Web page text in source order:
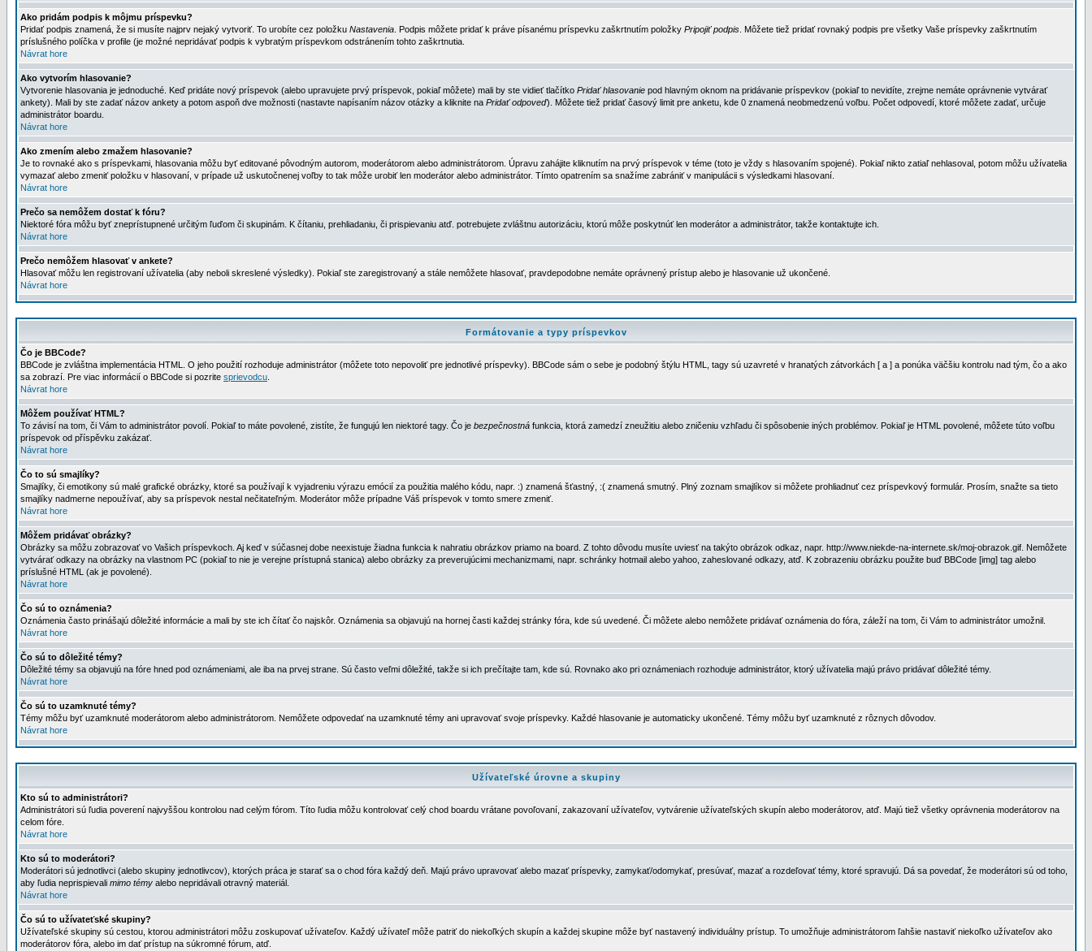
Ako pridám podpis k môjmu príspevku?
Pridať podpis znamená, že si musíte najprv nejaký vytvoriť. To urobíte cez položku Nastavenia . Podpis môžete pridať k práve písanému príspevku zaškrtnutím položky Pripojiť podpis . Môžete tiež pridať rovnaký podpis pre všetky Vaše príspevky zaškrtnutím
príslušného políčka v profile (je možné nepridávať podpis k vybratým príspevkom odstránením tohto zaškrtnutia.
Návrat hore
Ako vytvorím hlasovanie?
Vytvorenie hlasovania je jednoduché. Keď pridáte nový príspevok (alebo upravujete prvý príspevok, pokiaľ môžete) mali by ste vidieť tlačítko Pridať hlasovanie pod hlavným oknom na pridávanie príspevkov (pokiaľ to nevidíte, zrejme nemáte oprávnenie vytvárať
ankety). Mali by ste zadať názov ankety a potom aspoň dve možnosti (nastavte napísaním názov otázky a kliknite na Pridať odpoveď). Môžete tiež pridať časový limit pre anketu, kde 0 znamená neobmedzenú voľbu. Počet odpovedí, ktoré môžete zadať, určuje
administrátor boardu.
Návrat hore
Ako zmením alebo zmažem hlasovanie?
Je to rovnaké ako s príspevkami, hlasovania môžu byť editované pôvodným autorom, moderátorom alebo administrátorom. Úpravu zahájite kliknutím na prvý príspevok v téme (toto je vždy s hlasovaním spojené). Pokiaľ nikto zatiaľ nehlasoval, potom môžu užívatelia
vymazať alebo zmeniť položku v hlasovaní, v prípade už uskutočnenej voľby to tak môže urobiť len moderátor alebo administrátor. Tímto opatrením sa snažíme zabrániť v manipulácii s výsledkami hlasovaní.
Návrat hore
Prečo sa nemôžem dostať k fóru?
Niektoré fóra môžu byť zneprístupnené určitým ľuďom či skupinám. K čítaniu, prehliadaniu, či prispievaniu atď. potrebujete zvláštnu autorizáciu, ktorú môže poskytnúť len moderátor a administrátor, takže kontaktujte ich.
Návrat hore
Prečo nemôžem hlasovať v ankete?
Hlasovať môžu len registrovaní užívatelia (aby neboli skreslené výsledky). Pokiaľ ste zaregistrovaný a stále nemôžete hlasovať, pravdepodobne nemáte oprávnený prístup alebo je hlasovanie už ukončené.
Návrat hore
Formátovanie a typy príspevkov
Čo je BBCode?
BBCode je zvláštna implementácia HTML. O jeho použití rozhoduje administrátor (môžete toto nepovoliť pre jednotlivé príspevky). BBCode sám o sebe je podobný štýlu HTML, tagy sú uzavreté v hranatých zátvorkách [ a ] a ponúka väčšiu kontrolu nad tým, čo a ako
sa zobrazí. Pre viac informácií o BBCode si pozrite sprievodcu
Návrat hore
Môžem používať HTML?
To závisí na tom, či Vám to administrátor povolí. Pokiaľ to máte povolené, zistíte, že fungujú len niektoré tagy. Čo je bezpečnostná funkcia, ktorá zamedzí zneužitiu alebo zničeniu vzhľadu či spôsobenie iných problémov. Pokiaľ je HTML povolené, môžete túto voľbu
príspevok od příspěvku zakázať.
Návrat hore
Čo to sú smajlíky?
Smajlíky, či emotikony sú malé grafické obrázky, ktoré sa používají k vyjadreniu výrazu emócií za použitia malého kódu, napr. :) znamená šťastný, :( znamená smutný. Plný zoznam smajlíkov si môžete prohliadnuť cez príspevkový formulár. Prosím, snažte sa tieto
smajlíky nadmerne nepoužívať, aby sa príspevok nestal nečitateľným. Moderátor môže prípadne Váš príspevok v tomto smere zmeniť.
Návrat hore
Môžem pridávať obrázky?
Obrázky sa môžu zobrazovať vo Vašich príspevkoch. Aj keď v súčasnej dobe neexistuje žiadna funkcia k nahratiu obrázkov priamo na board. Z tohto dôvodu musíte uviesť na takýto obrázok odkaz, napr. http://www.niekde-na-internete.sk/moj-obrazok.gif. Nemôžete
vytvárať odkazy na obrázky na vlastnom PC (pokiaľ to nie je verejne prístupná stanica) alebo obrázky za preverujúcimi mechanizmami, napr. schránky hotmail alebo yahoo, zaheslované odkazy, atď. K zobrazeniu obrázku použite buď BBCode [img] tag alebo
príslušné HTML (ak je povolené).
Návrat hore
Čo sú to oznámenia?
Oznámenia často prinášajú dôležité informácie a mali by ste ich čítať čo najskôr. Oznámenia sa objavujú na hornej časti každej stránky fóra, kde sú uvedené. Či môžete alebo nemôžete pridávať oznámenia do fóra, záleží na tom, či Vám to administrátor umožnil.
Návrat hore
Čo sú to dôležité témy?
Dôležité témy sa objavujú na fóre hned pod oznámeniami, ale iba na prvej strane. Sú často veľmi dôležité, takže si ich prečítajte tam, kde sú. Rovnako ako pri oznámeniach rozhoduje administrátor, ktorý užívatelia majú právo pridávať dôležité témy.
Návrat hore
Čo sú to uzamknuté témy?
Témy môžu byť uzamknuté moderátorom alebo administrátorom. Nemôžete odpovedať na uzamknuté témy ani upravovať svoje príspevky. Každé hlasovanie je automaticky ukončené. Témy môžu byť uzamknuté z rôznych dôvodov.
Návrat hore
Užívateľské úrovne a skupiny
Kto sú to administrátori?
Administrátori sú ľudia poverení najvyššou kontrolou nad celým fórom. Títo ľudia môžu kontrolovať celý chod boardu vrátane povoľovaní, zakazovaní užívateľov, vytvárenie užívateľských skupín alebo moderátorov, atď. Majú tiež všetky oprávnenia moderátorov na
celom fóre.
Návrat hore
Kto sú to moderátori?
Moderátori sú jednotlivci (alebo skupiny jednotlivcov), ktorých práca je starať sa o chod fóra každý deň. Majú právo upravovať alebo mazať príspevky, zamykať/odomykať, presúvať, mazať a rozdeľovať témy, ktoré spravujú. Dá sa povedať, že moderátori sú od toho,
aby ľudia neprispievali mimo témy alebo nepridávali otravný materiál.
Návrat hore
Čo sú to užívateťské skupiny?
Užívateľské skupiny sú cestou, ktorou administrátori môžu zoskupovať užívateľov. Každý užívateľ môže patriť do niekoľkých skupín a každej skupine môže byť nastavený individuálny prístup. To umožňuje administrátorom ľahšie nastaviť niekoľko užívateľov ako
moderátorov fóra, alebo im dať prístup na súkromné fórum, atď.